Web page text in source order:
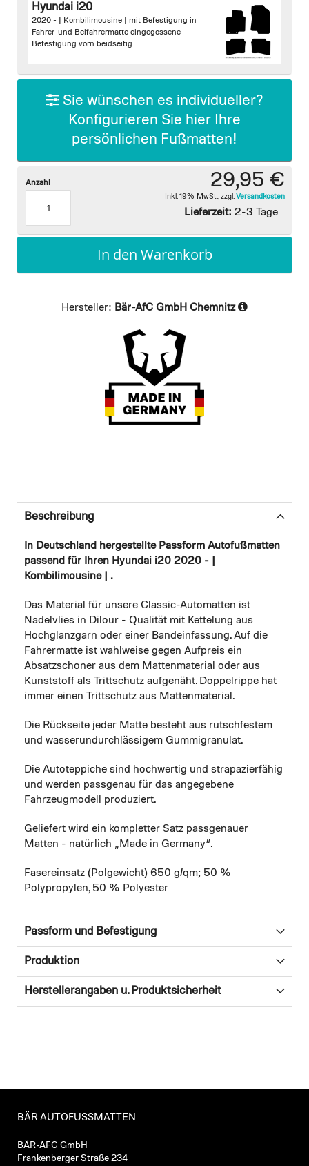
beginning
gallery
Hyundai i20
2020 - | Kombilimousine | mit Befestigung in
Fahrer-und Beifahrermatte eingegossene
Befestigung vorn beidseitig
Sie wünschen es individueller?
Konfigurieren Sie hier Ihre
persönlichen Fußmatten!
29,95 €
Inkl. 19% MwSt. zzgl. Versandkosten
Lieferzeit: 2-3 Tage
Anzahl
In den Warenkorb
Hersteller: Bär-AfC GmbH Chemnitz
Beschreibung
In Deutschland hergestellte Passform Autofußmatten
passend für Ihren Hyundai i20 2020 - |
Kombilimousine | .
Das Material für unsere Classic-Automatten ist
Nadelvlies in Dilour - Qualität mit Kettelung aus
Hochglanzgarn oder einer Bandeinfassung. Auf die
Fahrermatte ist wahlweise gegen Aufpreis ein
Absatzschoner aus dem Mattenmaterial oder aus
Kunststoff als Trittschutz aufgenäht. Doppelrippe hat
immer einen Trittschutz aus Mattenmaterial.
Die Rückseite jeder Matte besteht aus rutschfestem
und wasserundurchlässigem Gummigranulat.
Die Autoteppiche sind hochwertig und strapazierfähig
und werden passgenau für das angegebene
Fahrzeugmodell produziert.
Geliefert wird ein kompletter Satz passgenauer
Matten - natürlich „Made in Germany“.
Fasereinsatz (Polgewicht) 650 g/qm; 50 %
Polypropylen, 50 % Polyester
Passform und Befestigung
Produktion
Herstellerangaben u. Produktsicherheit
BÄR AUTOFUSSMATTEN
BÄR-AFC GmbH
Frankenberger Straße 234